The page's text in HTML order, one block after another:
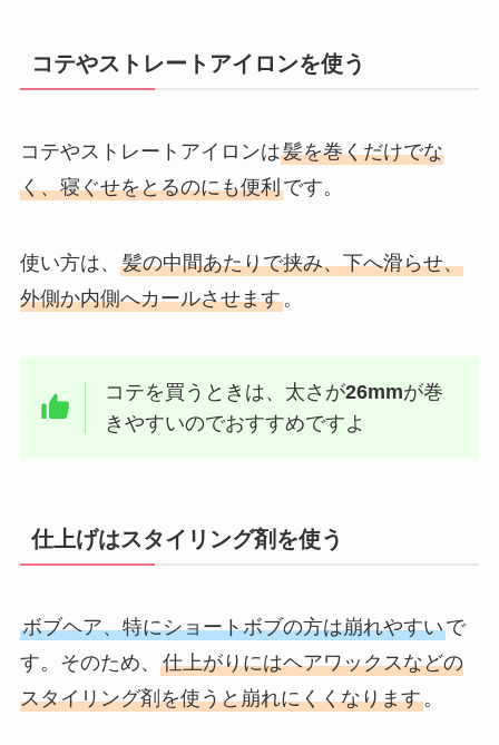
コテやストレートアイロンを使う
コテやストレートアイロンは髪を巻くだけでな
く、寝ぐせをとるのにも便利です。
使い方は、 髪の中間あたりで挟み、下へ滑らせ、
外側か内側へカールさせます。
コテを買うときは、太さが26mmが巻
きやすいのでおすすめですよ
仕上げはスタイリング剤を使う
ボブヘア、特にショートボブの方は崩れやすいで
す。そのため、 仕上がりにはヘアワックスなどの
スタイリング剤を使うと崩れにくくなります。